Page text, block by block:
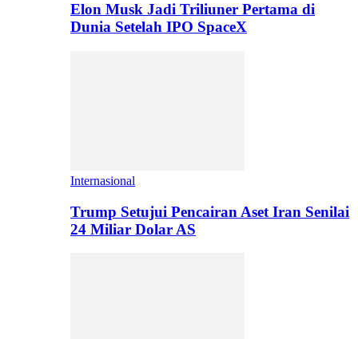
Elon Musk Jadi Triliuner Pertama di
Dunia Setelah IPO SpaceX
Internasional
Trump Setujui Pencairan Aset Iran Senilai
24 Miliar Dolar AS